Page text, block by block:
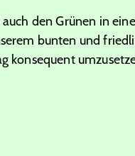
den Grünen in
bunten und
konsequent